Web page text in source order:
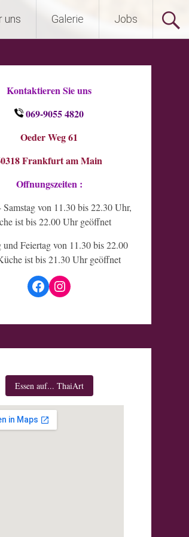
uns Galerie Jobs
Kontaktieren Sie uns
069-9055 4820
Oeder Weg 61
Frankfurt am Main
Offnungszeiten :
von 11.30 bis 22.30 Uhr,
ist bis 22.00 Uhr geöffnet
und Feiertag von 11.30 bis 22.00
ist bis 21.30 Uhr geöffnet
Facebook
Instagram
Essen auf... ThaiArt